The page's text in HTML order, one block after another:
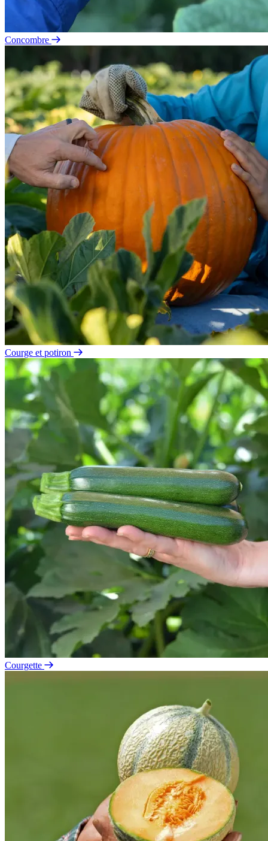
Concombre
Courge et potiron
Courgette